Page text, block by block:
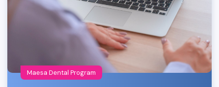
Maesa Dental Program